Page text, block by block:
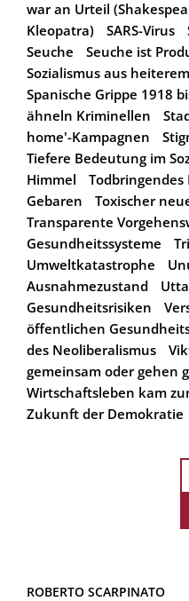
war an Urteil
Kleopatra)
SARS-Virus
Seuche
Seuche ist
Sozialismus aus
Spanische Grippe 1918
ähneln Kriminellen
home'-Kampagnen
Tiefere Bedeutung im
Himmel
Todbringendes
Gebaren
Toxischer
Transparente
Gesundheitssysteme
Umweltkatastrophe
Ausnahmezustand
Gesundheitsrisiken
öffentlichen
des Neoliberalismus
gemeinsam oder gehen
Wirtschaftsleben kam
Zukunft der Demokratie
ROBERTO SCARPINATO